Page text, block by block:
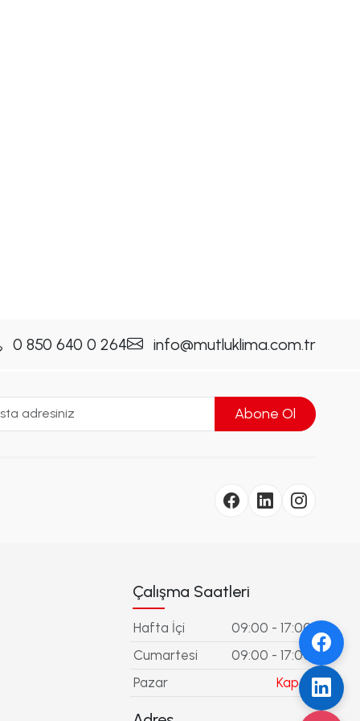
0 850 640 0 264 info@mutluklima.com.tr
Abone Ol
Çalışma Saatleri
Hafta İçi
09:00 - 17:00
Cumartesi
09:00 - 17:00
Pazar
Kapalı